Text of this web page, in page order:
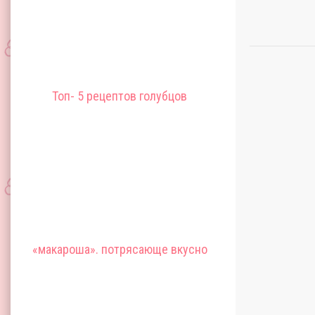
Топ- 5 рецептов голубцов
«макароша». потрясающе вкусно